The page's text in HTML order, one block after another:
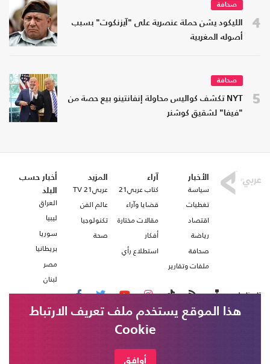
4
صحافة
الليكود يشن حملة عنصرية على "آيزنكوت" بسبب
أصوله المغربية
5
صحافة
NYT تكشف كواليس محاولة إنفانتينو بيع حصة من
"فيفا" لشقيق كوشنر
الأخبار
سياسة
تغطيات
اقتصاد
رياضة
صحافة
ملفات وتقارير
آراء
كتاب عربي21
قضايا وآراء
مقالات مختارة
أفكار
استطلاع رأي
المزيد
عربي21 TV
عالم الفن
تكنولوجيا
صحة
أخبار حسب
البلد
العراق
ليبيا
سوريا
بريطانيا
مصر
لبنان
تابعنا على
هذا الموقع يستخدم ملف تعريف الارتباط
Cookie
أوافق